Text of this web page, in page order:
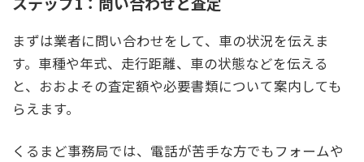
まずは業者に問い合わせをして、車の状況を伝えま
す。車種や年式、走行距離、車の状態などを伝える
と、おおよその査定額や必要書類について案内しても
らえます。
くるまど事務局では、電話が苦手な方でもフォームや